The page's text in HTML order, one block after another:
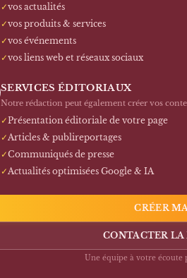
✓vos actualités
✓vos produits & services
✓vos événements
✓vos liens web et réseaux sociaux
SERVICES ÉDITORIAUX
Notre rédaction peut également créer vos
✓Présentation éditoriale de votre page
✓ Articles & publireportages
✓Communiqués de presse
✓ Actualités optimisées Google & IA
CRÉER
CONTACTER
Une équipe à votre écoute